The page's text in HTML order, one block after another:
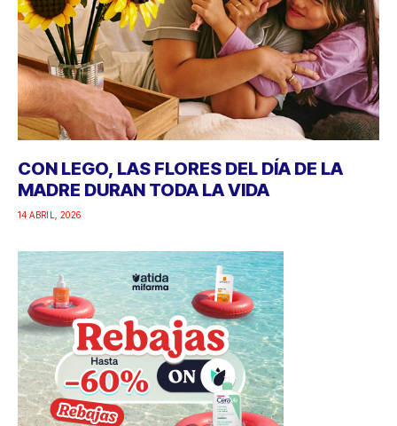
CON LEGO, LAS FLORES DEL DÍA DE LA
MADRE DURAN TODA LA VIDA
14 ABRIL, 2026